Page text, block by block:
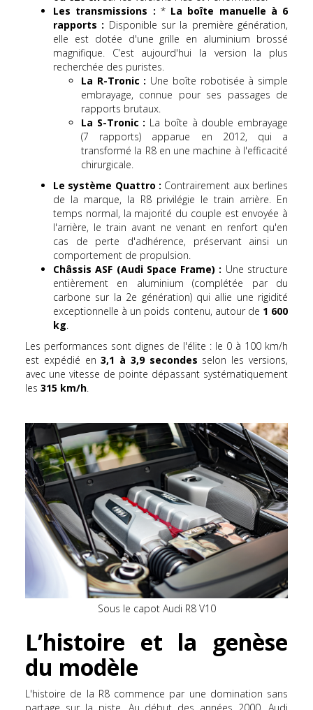
Les transmissions : * La boîte manuelle à 6
rapports : Disponible sur la première génération,
elle est dotée d'une grille en aluminium brossé
magnifique. C’est aujourd'hui la version la plus
recherchée des puristes.
La R-Tronic : Une boîte robotisée à simple
embrayage, connue pour ses passages de
rapports brutaux.
La S-Tronic : La boîte à double embrayage
(7 rapports) apparue en 2012, qui a
transformé la R8 en une machine à l'efficacité
chirurgicale.
Le système Quattro : Contrairement aux berlines
de la marque, la R8 privilégie le train arrière. En
temps normal, la majorité du couple est envoyée à
l'arrière, le train avant ne venant en renfort qu'en
cas de perte d'adhérence, préservant ainsi un
comportement de propulsion.
Châssis ASF (Audi Space Frame) : Une structure
entièrement en aluminium (complétée par du
carbone sur la 2e génération) qui allie une rigidité
exceptionnelle à un poids contenu, autour de 1 600
kg.
Les performances sont dignes de l'élite : le 0 à 100 km/h
est expédié en3,1 à 3,9 secondes selon les versions,
avec une vitesse de pointe dépassant systématiquement
les 315 km/h.
Sous le capot Audi R8 V10
L’histoire et la genèse
du modèle
L'histoire de la R8 commence par une domination sans